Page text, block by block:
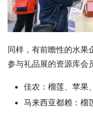
同样，有前瞻性的水果
参与礼品展的资源库会
佳农：榴莲、苹果
马来西亚都赖：榴